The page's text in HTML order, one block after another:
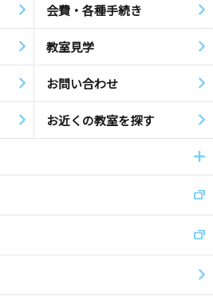
会費・各種手続き
教室見学
お問い合わせ
お近くの教室を探す